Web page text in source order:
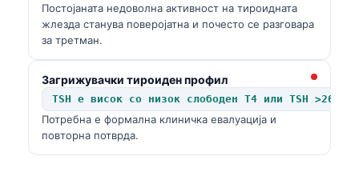
Постојаната недоволна активност на тироидната
жлезда станува поверојатна и почесто се разговара
за третман.
Загрижувачки тироиден профил
TSH е висок со низок слободен T4 или TSH >20
Потребна е формална клиничка евалуација и
повторна потврда.
Lietuvių kalba
한국어
Slovenščina
Shqip